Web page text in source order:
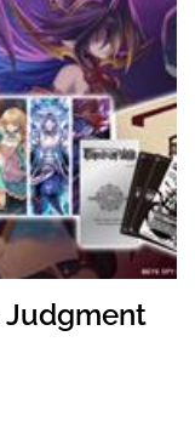
Judgment